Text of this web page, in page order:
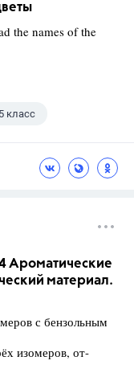
the names of the
5 класс
Ароматические
материал.
с бензольным
изомеров, от-